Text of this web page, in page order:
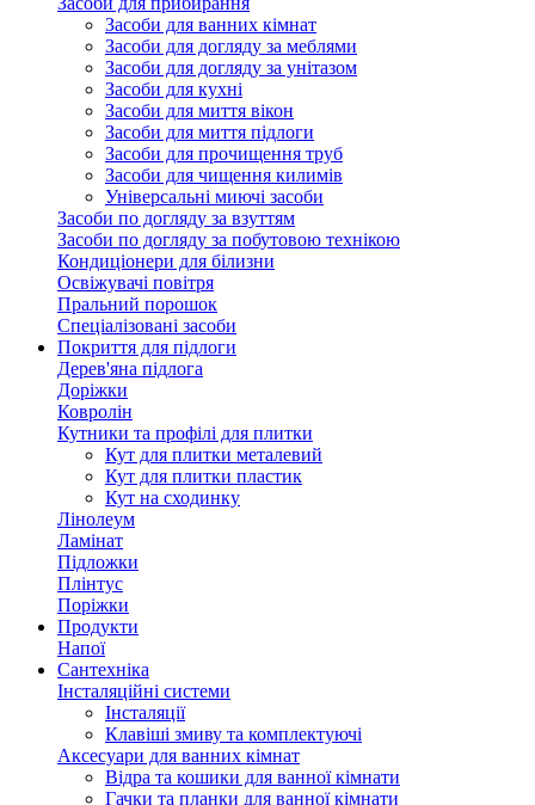
Засоби для ванних кімнат
Засоби для догляду за меблями
Засоби для догляду за унітазом
Засоби для кухні
Засоби для миття вікон
Засоби для миття підлоги
Засоби для прочищення труб
Засоби для чищення килимів
Універсальні миючі засоби
Засоби по догляду за взуттям
Засоби по догляду за побутовою технікою
Кондиціонери для білизни
Освіжувачі повітря
Пральний порошок
Спеціалізовані засоби
Покриття для підлоги
Дерев'яна підлога
Доріжки
Ковролін
Кутники та профілі для плитки
Кут для плитки металевий
Кут для плитки пластик
Кут на сходинку
Лінолеум
Ламінат
Підложки
Плінтус
Поріжки
Продукти
Напої
Сантехніка
Інсталяційні системи
Інсталяції
Клавіші змиву та комплектуючі
Аксесуари для ванних кімнат
Відра та кошики для ванної кімнати
Гачки та планки для ванної кімнати